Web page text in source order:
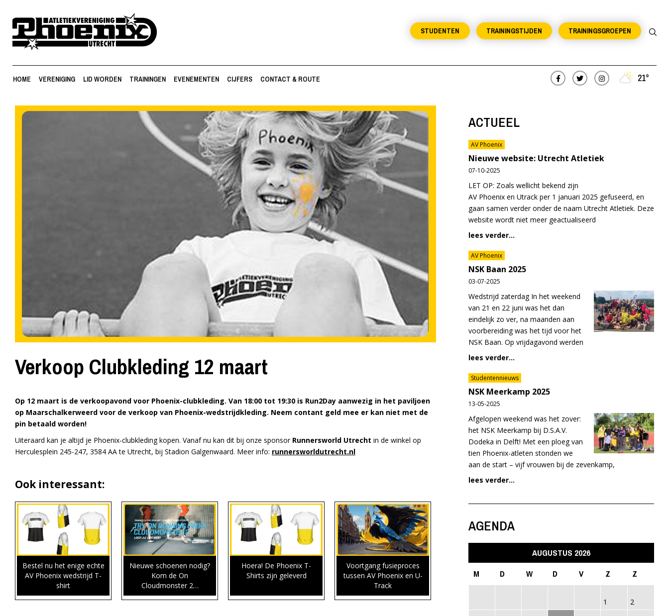
TRAININGSGROEPEN
TRAININGSTIJDEN
STUDENTEN
HOME VERENIGING LID WORDEN TRAININGEN EVENEMENTEN CIJFERS CONTACT & ROUTE 21°
Verkoop Clubkleding 12 maart
Op 12 maart is de verkoopavond voor Phoenix-clubkleding. Van 18:00 tot 19:30 is Run2Day aanwezig in het paviljoen
op Maarschalkerweerd voor de verkoop van Phoenix-wedstrijdkleding. Neem contant geld mee er kan niet met de
pin betaald worden!
Uiteraard kan je altijd je Phoenix-clubkleding kopen. Vanaf nu kan dit bij onze sponsor Runnersworld Utrecht in de winkel op
Herculesplein 245-247, 3584 AA te Utrecht, bij Stadion Galgenwaard. Meer info: runnersworldutrecht.nl
Ook interessant:
Bestel nu het enige echte
AV Phoenix wedstrijd T-
shirt
Nieuwe schoenen nodig?
Kom de On
Cloudmonster 2…
Hoera! De Phoenix T-
Shirts zijn geleverd
Voortgang fusieproces
tussen AV Phoenix en U-
Track
ACTUEEL
AV Phoenix
Nieuwe website: Utrecht Atletiek
07-10-2025
LET OP: Zoals wellicht bekend zijn
AV Phoenix en Utrack per 1 januari 2025 gefuseerd, en
gaan samen verder onder de naam Utrecht Atletiek. Deze
website wordt niet meer geactualiseerd
lees verder...
AV Phoenix
NSK Baan 2025
03-07-2025
Wedstrijd zaterdag In het weekend
van 21 en 22 juni was het dan
eindelijk zo ver, na maanden aan
voorbereiding was het tijd voor het
NSK Baan. Op vrijdagavond werden
lees verder...
Studentennieuws
NSK Meerkamp 2025
13-05-2025
Afgelopen weekend was het zover:
het NSK Meerkamp bij D.S.A.V.
Dodeka in Delft! Met een ploeg van
tien Phoenix-atleten stonden we
aan de start – vijf vrouwen bij de zevenkamp,
lees verder...
AGENDA
AUGUSTUS 2026
M
D W D V Z Z
1 2